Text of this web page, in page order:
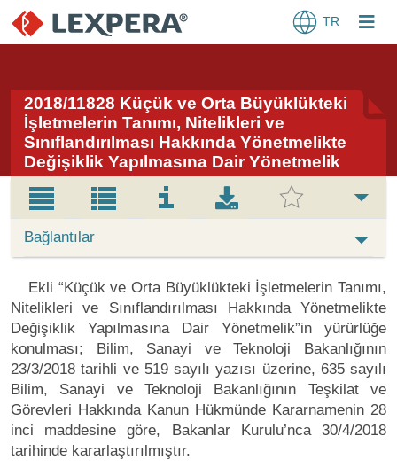
TR
2018/11828 Küçük ve Orta Büyüklükteki
İşletmelerin Tanımı, Nitelikleri ve
Sınıflandırılması Hakkında Yönetmelikte
Değişiklik Yapılmasına Dair Yönetmelik
Bağlantılar
Ekli “Küçük ve Orta Büyüklükteki İşletmelerin Tanımı,
Nitelikleri ve Sınıflandırılması Hakkında Yönetmelikte
Değişiklik Yapılmasına Dair Yönetmelik”in yürürlüğe
konulması; Bilim, Sanayi ve Teknoloji Bakanlığının
23/3/2018 tarihli ve 519 sayılı yazısı üzerine, 635 sayılı
Bilim, Sanayi ve Teknoloji Bakanlığının Teşkilat ve
Görevleri Hakkında Kanun Hükmünde Kararnamenin 28
inci maddesine göre, Bakanlar Kurulu’nca 30/4/2018
tarihinde kararlaştırılmıştır.